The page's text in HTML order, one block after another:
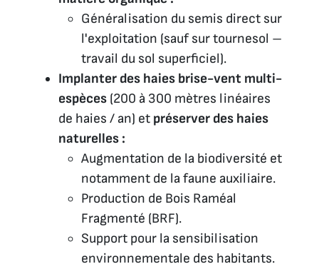
Généralisation du semis direct sur
l'exploitation (sauf sur tournesol –
travail du sol superficiel).
Implanter des haies brise-vent multi-
espèces (200 à 300 mètres linéaires
de haies / an) et préserver des haies
naturelles :
Augmentation de la biodiversité et
notamment de la faune auxiliaire.
Production de Bois Raméal
Fragmenté (BRF).
Support pour la sensibilisation
environnementale des habitants.